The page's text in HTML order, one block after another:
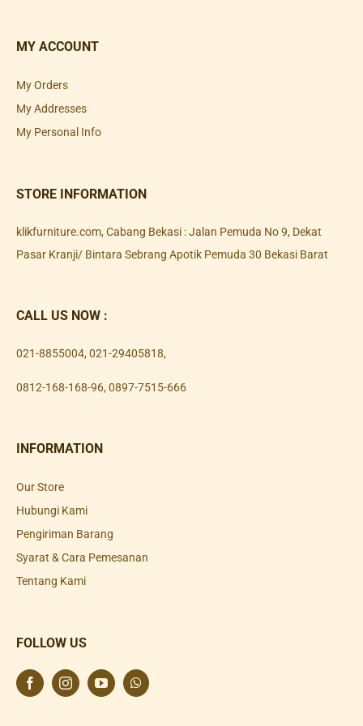
MY ACCOUNT
My Orders
My Addresses
My Personal Info
STORE INFORMATION
klikfurniture.com, Cabang Bekasi : Jalan Pemuda No 9, Dekat
Pasar Kranji/ Bintara Sebrang Apotik Pemuda 30 Bekasi Barat
CALL US NOW :
021-8855004, 021-29405818,
0812-168-168-96, 0897-7515-666
INFORMATION
Our Store
Hubungi Kami
Pengiriman Barang
Syarat & Cara Pemesanan
Tentang Kami
FOLLOW US